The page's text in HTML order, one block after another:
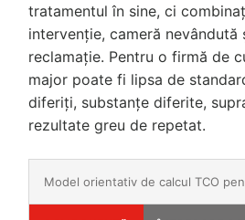
tratamentul în sine, ci
intervenție, cameră nevândută
reclamație. Pentru o firmă de
major poate fi lipsa de
diferiți, substanțe diferite,
rezultate greu de repetat.
Model orientativ de calcul TCO